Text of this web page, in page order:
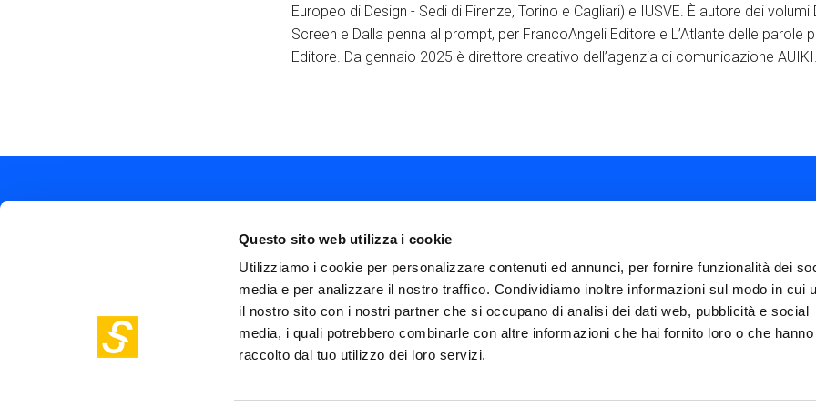
Questo sito web utilizza i cookie
Utilizziamo i cookie per personalizzare contenuti ed annunci, per fornire funzionalità dei
media e per analizzare il nostro traffico. Condividiamo inoltre informazioni sul modo in cui
il nostro sito con i nostri partner che si occupano di analisi dei dati web, pubblicità e social
media, i quali potrebbero combinarle con altre informazioni che hai fornito loro o che hanno
raccolto dal tuo utilizzo dei loro servizi.
Europeo di Design - Sedi di Firenze, Torino e Cagliari) e IUSVE. È autore dei volumi
Screen e Dalla penna al prompt, per FrancoAngeli Editore e L’Atlante delle parole
Editore. Da gennaio 2025 è direttore creativo dell’agenzia di comunicazione AUIKI.
info@steptothefuture.it
+39 02 33 020 088
Social
menu
Footer
policies
FAQ Termini e condizioni Privacy policy
Impostazioni cookies